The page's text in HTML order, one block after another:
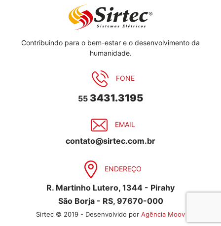
Contribuindo para o bem-estar e o desenvolvimento da
humanidade.
FONE
55 3431.3195
EMAIL
contato@sirtec.com.br
ENDEREÇO
R. Martinho Lutero, 1344 - Pirahy
São Borja - RS, 97670-000
Sirtec © 2019 - Desenvolvido por Agência Moov